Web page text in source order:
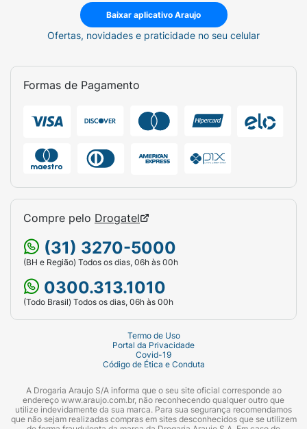
Baixar aplicativo Araujo
Ofertas, novidades e praticidade no seu celular
Formas de Pagamento
Compre pelo Drogatel
(31) 3270-5000
(BH e Região) Todos os dias, 06h às 00h
0300.313.1010
(Todo Brasil) Todos os dias, 06h às 00h
Termo de Uso
Portal da Privacidade
Covid-19
Código de Ética e Conduta
A Drogaria Araujo S/A informa que o seu site oficial corresponde ao
endereço www.araujo.com.br, não reconhecendo qualquer outro que
utilize indevidamente da sua marca. Para sua segurança recomendamos
que não sejam realizadas compras em sites desconhecidos que se utilizem